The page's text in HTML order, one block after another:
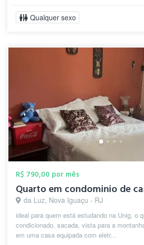
Qualquer sexo
R$ 790,00 por mês
Quarto em condominio de
da Luz, Nova Iguaçu - RJ
ideal para quem está estudando na Unig, o
condicionado, sacada, vista para a
em uma casa equipada com eletr...